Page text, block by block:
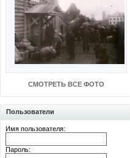
СМОТРЕТЬ ВСЕ ФОТО
Пользователи
Имя пользователя:
Пароль: